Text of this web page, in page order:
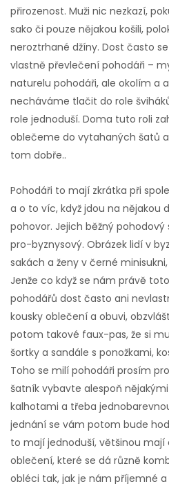
přirozenost. Muži nic nezkazí,
sako či pouze nějakou košili,
neroztrhané džíny. Dost často
vlastně převlečení pohodáři –
naturelu pohodáři, ale okolím a
necháváme tlačit do role
role jednoduší. Doma tuto roli
oblečeme do vytahaných šatů
tom dobře..
Pohodáři to mají zkrátka při
a o to víc, když jdou na nějakou
pohovor. Jejich běžný
pro-byznysový. Obrázek lidí v
sakách a ženy v černé
Jenže co když se nám právě
pohodářů dost často ani
kousky oblečení a obuvi,
potom takové faux-pas, že si
šortky a sandále s ponožkami,
Toho se milí pohodáři prosím
šatník vybavte alespoň
kalhotami a třeba
jednání se vám potom bude
to mají jednoduší, většinou
oblečení, které se dá různě
obléci tak, jak je nám příjemné